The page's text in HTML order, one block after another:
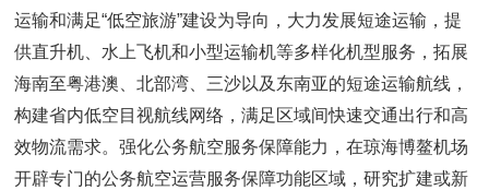
运输和满足“低空旅游”建设为导向，大力发展短途运输，提
供直升机、水上飞机和小型运输机等多样化机型服务，拓展
海南至粤港澳、北部湾、三沙以及东南亚的短途运输航线，
构建省内低空目视航线网络，满足区域间快速交通出行和高
效物流需求。强化公务航空服务保障能力，在琼海博鳌机场
开辟专门的公务航空运营服务保障功能区域，研究扩建或新